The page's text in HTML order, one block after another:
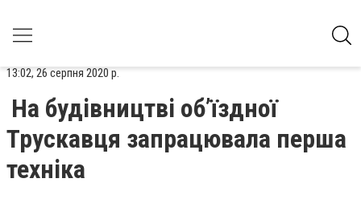
13:02, 26 серпня 2020 р.
На будівництві об’їздної
Трускавця запрацювала перша
техніка